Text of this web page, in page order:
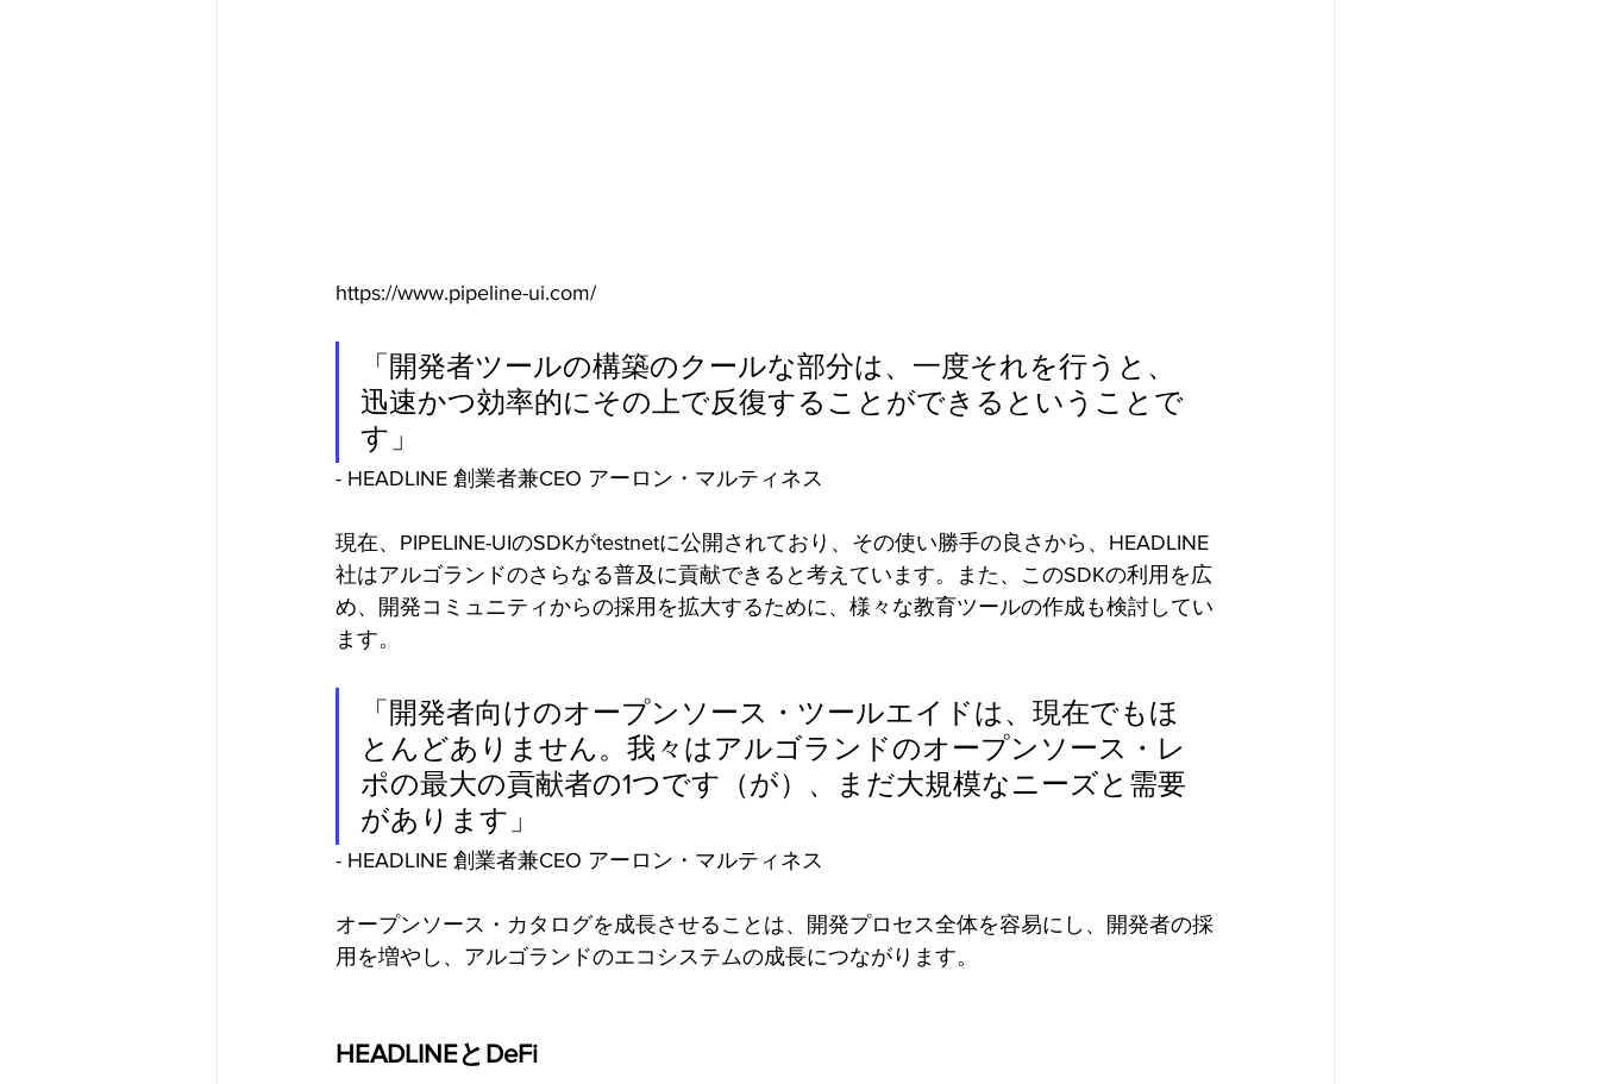
https://www.pipeline-ui.com/
「開発者ツールの構築のクールな部分は、一度それを行うと、
迅速かつ効率的にその上で反復することができるということで
す」
- HEADLINE 創業者兼CEO アーロン・マルティネス
現在、PIPELINE-UIのSDKがtestnetに公開されており、その使い勝手の良さから、HEADLINE
社はアルゴランドのさらなる普及に貢献できると考えています。また、このSDKの利用を広
め、開発コミュニティからの採用を拡大するために、様々な教育ツールの作成も検討してい
ます。
「開発者向けのオープンソース・ツールエイドは、現在でもほ
とんどありません。我々はアルゴランドのオープンソース・レ
ポの最大の貢献者の1つです（が）、まだ大規模なニーズと需要
があります」
- HEADLINE 創業者兼CEO アーロン・マルティネス
オープンソース・カタログを成長させることは、開発プロセス全体を容易にし、開発者の採
用を増やし、アルゴランドのエコシステムの成長につながります。
HEADLINEとDeFi